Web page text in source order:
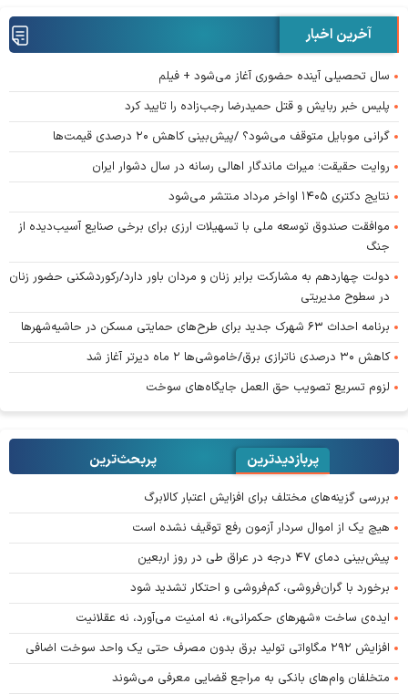
آخرین اخبار
سال تحصیلی آینده حضوری آغاز می‌شود + فیلم
پلیس خبر ربایش و قتل حمیدرضا رجب‌زاده را تایید کرد
گرانی موبایل متوقف می‌شود؟ /پیش‌بینی کاهش ۲۰ درصدی قیمت‌ها
روایت حقیقت؛ میراث ماندگار اهالی رسانه در سال دشوار ایران
نتایج دکتری ۱۴۰۵ اواخر مرداد منتشر می‌شود
موافقت صندوق توسعه ملی با تسهیلات ارزی برای برخی صنایع آسیب‌دیده از
جنگ
دولت چهاردهم به مشارکت برابر زنان و مردان باور دارد/رکوردشکنی حضور زنان
در سطوح مدیریتی
برنامه احداث ۶۳ شهرک جدید برای طرح‌های حمایتی مسکن در حاشیه‌شهرها
کاهش ۳۰ درصدی ناترازی برق/خاموشی‌ها ۲ ماه دیرتر آغاز شد
لزوم تسریع تصویب حق العمل جایگاه‌های سوخت
پربازدیدترین پربحث‌ترین‌
بررسی گزینه‌های مختلف برای افزایش اعتبار کالابرگ
هیچ یک از اموال سردار آزمون رفع توقیف نشده است
پیش‌بینی دمای ۴۷ درجه در عراق طی در روز اربعین
برخورد با گران‌فروشی، کم‌فروشی و احتکار تشدید شود
ایده‌ی ساخت «شهرهای حکمرانی»، نه امنیت می‌آورد، نه عقلانیت
افزایش ۲۹۲ مگاواتی تولید برق بدون مصرف حتی یک واحد سوخت اضافی
متخلفان وام‌های بانکی به مراجع قضایی معرفی می‌شوند